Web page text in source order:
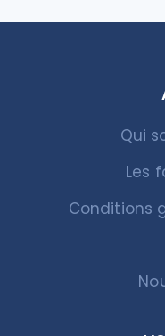
Qui
Les
Conditions